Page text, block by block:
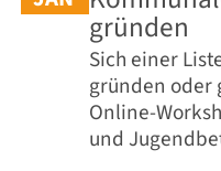
gründen
Sich einer
gründen oder
Online-
und